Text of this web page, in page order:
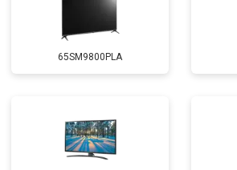
65SM9800PLA